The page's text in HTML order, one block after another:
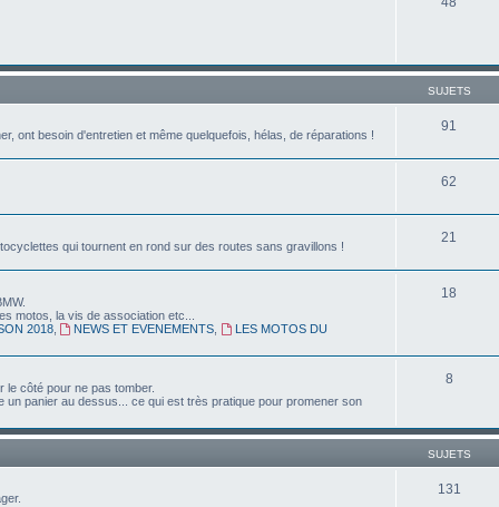
SUJETS
ont besoin d'entretien et même quelquefois, hélas, de réparations !
91
62
qui tournent en rond sur des routes sans gravillons !
21
motos, la vis de association etc...
2018, NEWS ET EVENEMENTS
LES MOTOS DU
18
le côté pour ne pas tomber.
un panier au dessus... ce qui est très pratique pour promener son
8
SUJETS
131